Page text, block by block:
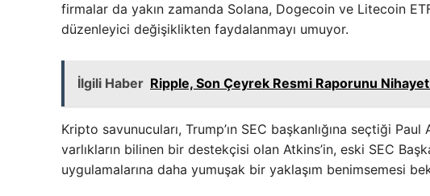
firmalar da yakın zamanda Solana, Dogecoin ve Litecoin
düzenleyici değişiklikten faydalanmayı umuyor.
İlgili Haber Ripple, Son Çeyrek Resmi Raporunu
Kripto savunucuları, Trump’ın SEC başkanlığına seçtiği
varlıkların bilinen bir destekçisi olan Atkins’in, eski SEC
uygulamalarına daha yumuşak bir yaklaşım benimsemesi